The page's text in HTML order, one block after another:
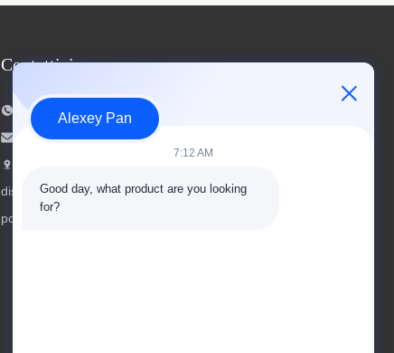
Contattici
Telefono: 00-86-15154222850
Email:info@beishunchina.com
distretto di Huangdao, Qingdao Cina, codice
postale: 266400
Alexey Pan
7:12 AM
Good day, what product are you looking
for?